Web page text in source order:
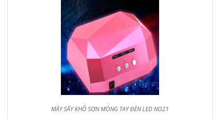
MÁY SẤY KHÔ SƠN MÓNG TAY ĐÈN LED NO21